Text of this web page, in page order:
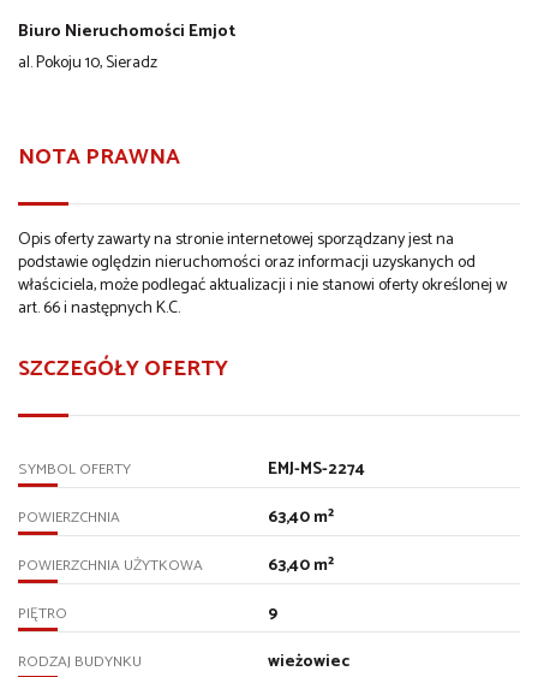
Biuro Nieruchomości Emjot
al. Pokoju 10, Sieradz
NOTA PRAWNA
Opis oferty zawarty na stronie internetowej sporządzany jest na
podstawie oględzin nieruchomości oraz informacji uzyskanych od
właściciela, może podlegać aktualizacji i nie stanowi oferty określonej w
art. 66 i następnych K.C.
SZCZEGÓŁY OFERTY
SYMBOL OFERTY EMJ-MS-2274
POWIERZCHNIA 63,40 m²
POWIERZCHNIA UŻYTKOWA 63,40 m²
PIĘTRO 9
RODZAJ BUDYNKU wieżowiec